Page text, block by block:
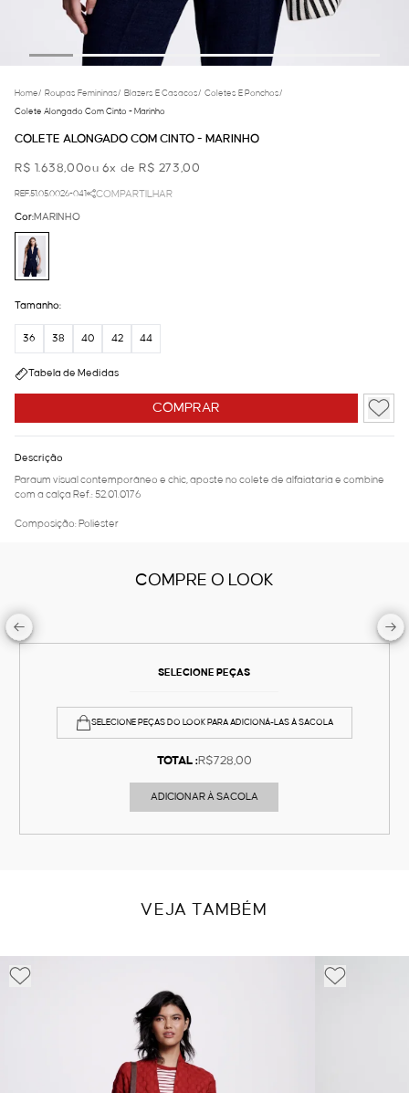
Home/ Roupas Femininas/ Blazers E Casacos/ Coletes E Ponchos/
Colete Alongado Com Cinto - Marinho
COLETE ALONGADO COM CINTO - MARINHO
R$ 1.638,00ou 6x de R$ 273,00
REF.51.05.0026-041 COMPARTILHAR
COMPRAR
Cor:MARINHO
Tamanho:
36 38 40 42 44
Tabela de Medidas
Descrição
Paraum visual contemporâneo e chic, aposte no colete de alfaiataria e combine
com a calça Ref.: 52.01.0176
Composição: Poliéster
COMPRE O LOOK
SELECIONE PEÇAS
SELECIONE PEÇAS DO LOOK PARA ADICIONÁ-LAS À SACOLA
TOTAL :R$728,00
ADICIONAR À SACOLA
VEJA TAMBÉM